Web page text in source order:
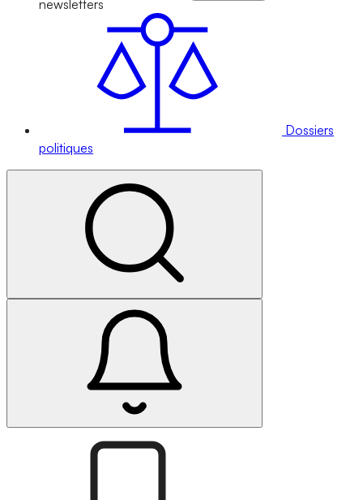
newsletters
Dossiers
politiques